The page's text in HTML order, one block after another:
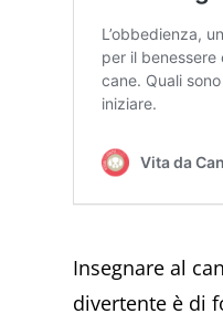
Insegnare al
divertente è di